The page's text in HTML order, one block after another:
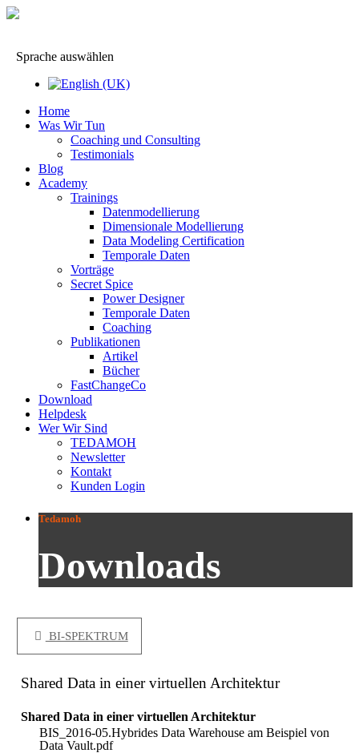
Sprache auswählen
Home
Was Wir Tun
Coaching und Consulting
Testimonials
Blog
Academy
Trainings
Datenmodellierung
Dimensionale Modellierung
Data Modeling Certification
Temporale Daten
Vorträge
Secret Spice
Power Designer
Temporale Daten
Coaching
Publikationen
Artikel
Bücher
FastChangeCo
Download
Helpdesk
Wer Wir Sind
TEDAMOH
Newsletter
Kontakt
Kunden Login
Tedamoh
Downloads
BI-SPEKTRUM
Shared Data in einer virtuellen Architektur
Shared Data in einer virtuellen Architektur
BIS_2016-05.Hybrides Data Warehouse am Beispiel von
Data Vault.pdf